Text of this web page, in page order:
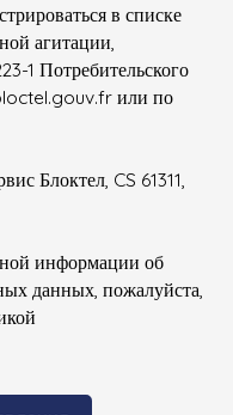
в списке
агитации,
1 Потребительского
или по
Блоктел, CS 61311,
информации об
данных, пожалуйста,